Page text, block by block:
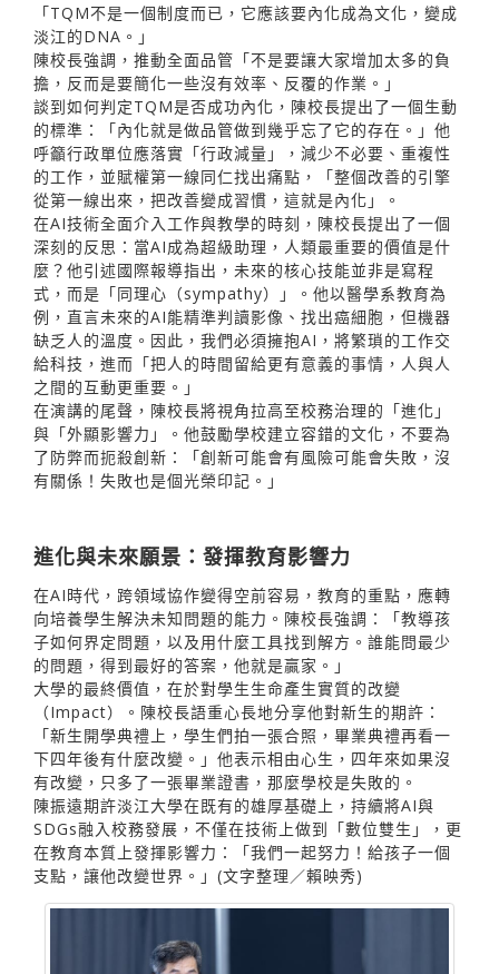
「TQM不是一個制度而已，它應該要內化成為文化，變成
淡江的DNA。」
陳校長強調，推動全面品管「不是要讓大家增加太多的負
擔，反而是要簡化一些沒有效率、反覆的作業。」
談到如何判定TQM是否成功內化，陳校長提出了一個生動
的標準：「內化就是做品管做到幾乎忘了它的存在。」他
呼籲行政單位應落實「行政減量」，減少不必要、重複性
的工作，並賦權第一線同仁找出痛點，「整個改善的引擎
從第一線出來，把改善變成習慣，這就是內化」。
在AI技術全面介入工作與教學的時刻，陳校長提出了一個
深刻的反思：當AI成為超級助理，人類最重要的價值是什
麼？他引述國際報導指出，未來的核心技能並非是寫程
式，而是「同理心（sympathy）」。他以醫學系教育為
例，直言未來的AI能精準判讀影像、找出癌細胞，但機器
缺乏人的溫度。因此，我們必須擁抱AI，將繁瑣的工作交
給科技，進而「把人的時間留給更有意義的事情，人與人
之間的互動更重要。」
在演講的尾聲，陳校長將視角拉高至校務治理的「進化」
與「外顯影響力」。他鼓勵學校建立容錯的文化，不要為
了防弊而扼殺創新：「創新可能會有風險可能會失敗，沒
有關係！失敗也是個光榮印記。」
進化與未來願景：發揮教育影響力
在AI時代，跨領域協作變得空前容易，教育的重點，應轉
向培養學生解決未知問題的能力。陳校長強調：「教導孩
子如何界定問題，以及用什麼工具找到解方。誰能問最少
的問題，得到最好的答案，他就是贏家。」
大學的最終價值，在於對學生生命產生實質的改變
（Impact）。陳校長語重心長地分享他對新生的期許：
「新生開學典禮上，學生們拍一張合照，畢業典禮再看一
下四年後有什麼改變。」他表示相由心生，四年來如果沒
有改變，只多了一張畢業證書，那麼學校是失敗的。
陳振遠期許淡江大學在既有的雄厚基礎上，持續將AI與
SDGs融入校務發展，不僅在技術上做到「數位雙生」，更
在教育本質上發揮影響力：「我們一起努力！給孩子一個
支點，讓他改變世界。」(文字整理／賴映秀)